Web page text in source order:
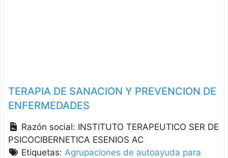
TERAPIA DE SANACION Y PREVENCION DE
ENFERMEDADES
Razón social: INSTITUTO TERAPEUTICO SER DE
PSICOCIBERNETICA ESENIOS AC
Etiquetas: Agrupaciones de autoayuda para